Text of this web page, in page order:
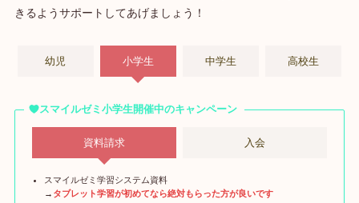
きるようサポートしてあげましょう！
幼児 小学生 中学生 高校生
スマイルゼミ小学生開催中のキャンペーン
資料請求 入会
スマイルゼミ学習システム資料
→ タブレット学習が初めてなら絶対もらった方が良いです